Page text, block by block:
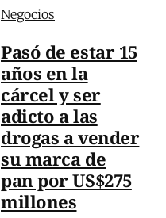
Negocios
Pasó de estar 15
años en la
cárcel y ser
adicto a las
drogas a vender
su marca de
pan por US$275
millones